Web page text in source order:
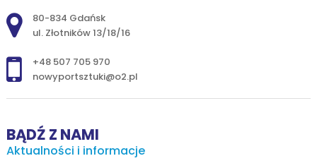
Adres pocztowy:
80-834 Gdańsk
ul. Złotników 13/18/16
+48 507 705 970
nowyportsztuki@o2.pl
BĄDŹ Z NAMI
Aktualności i informacje